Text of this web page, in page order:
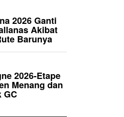
2026 Ganti
Akibat
Barunya
2026-Etape
Menang dan
GC